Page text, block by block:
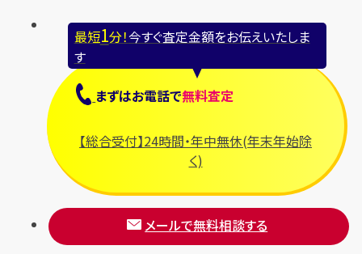
最短1分！今すぐ査定金額をお伝えいたしま
す
まずはお電話で無料査定
【総合受付】24時間・年中無休(年末年始除
く)
メールで無料相談する